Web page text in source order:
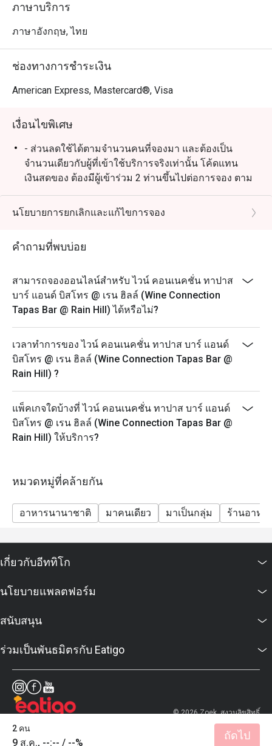
ภาษาบริการ
ภาษาอังกฤษ, ไทย
ช่องทางการชำระเงิน
American Express, Mastercard®, Visa
เงื่อนไขพิเศษ
- ส่วนลดใช้ได้ตามจำนวนคนที่จองมา และต้องเป็น
จำนวนเดียวกับผู้ที่เข้าใช้บริการจริงเท่านั้น โค้ดแทน
เงินสดของ ต้องมีผู้เข้าร่วม 2 ท่านขึ้นไปต่อการจอง ตาม
เงื่อนไขของ eatigo (ท่านไม่สามารถจองหลายการจอง
เพื่อใช้รหัสแทนเงินสดทุกการจอง และเข้ารับบริการด้วย
- โปรโมชั่นนี้ไม่สามารถใช้ได้กับเครื่องดื่มต่างๆหรือโปร
โมชั่นอื่น ๆ ของทางร้าน เช่น ชุดอาหารกลางวัน ชุด
ใช้ได้กับเมนู Alacart เท่านั้น และราคาทั้งหมดที่แสดงใน
เมนูรวมภาษีมูลค่าเพิ่ม 7% แล้ว แต่ยังไม่รวมค่าบริการ
10%
- กรุณาไปตรงตามเวลาเพื่อให้ได้รับสิทธิ์ที่นั่งและส่วนลด
ตามที่จอง ทั้งนี้หากท่านมาถึงหลัง 30 นาทีของเวลาที่
ท่านจองไว้ ทางร้านจะไม่สามารถรับการจองได้
- ส่วนลดสามารถใช้ได้กับการรับประทานที่ร้านอาหาร
เท่านั้น ไม่สามารถใช้ส่วนลดในการสั่งกลับบ้านได้
- หากมีการจองเป็นจำนวนมากในเย็นวันศุกร์และเสาร์
ท่านอาจต้องรอการจัดที่นั่งประมาณ 2-3 นาที
- ลูกค้าสามารถสั่งอาหารได้ภายในเวลา 1 ชั่วโมงของ
เกิน 2 ชั่วโมง หลังเวลาที่จองไว้เท่านั้น
นโยบายการยกเลิกและแก้ไขการจอง
คำถามที่พบบ่อย
สามารถจองออนไลน์สำหรับ ไวน์ คอนเนคชั่น ทาปาส
บาร์ แอนด์ บิสโทร @ เรน ฮิลล์ (Wine Connection
Tapas Bar @ Rain Hill) ได้หรือไม่?
เวลาทำการของ ไวน์ คอนเนคชั่น ทาปาส บาร์ แอนด์
บิสโทร @ เรน ฮิลล์ (Wine Connection Tapas Bar @
Rain Hill) ?
แพ็คเกจใดบ้างที่ ไวน์ คอนเนคชั่น ทาปาส บาร์ แอนด์
บิสโทร @ เรน ฮิลล์ (Wine Connection Tapas Bar @
Rain Hill) ให้บริการ?
หมวดหมู่ที่คล้ายกัน
อาหารนานาชาติ มาคนเดียว มาเป็นกลุ่ม ร้านอาหา
2 คน
9 ส.ค., --:-- / --%
ถัดไป
เกี่ยวกับอีททิโก
นโยบายแพลตฟอร์ม
สนับสนุน
ร่วมเป็นพันธมิตรกับ Eatigo
© 2026 Zoek. สงวนลิขสิทธิ์